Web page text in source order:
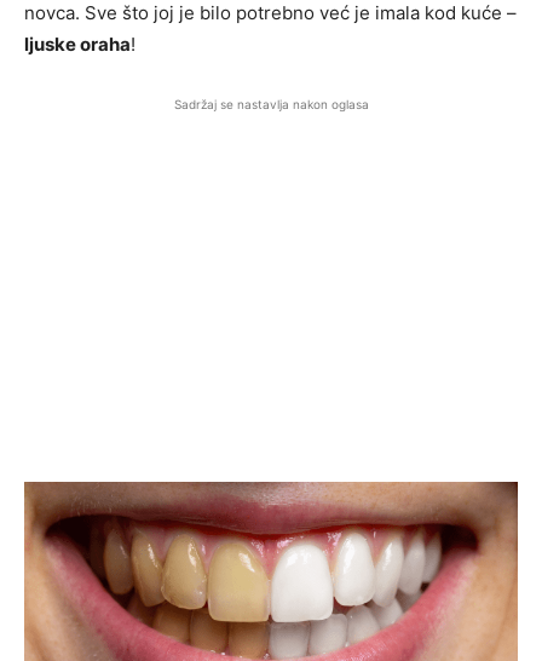
novca. Sve što joj je bilo potrebno već je imala kod kuće –
ljuske oraha!
Sadržaj se nastavlja nakon oglasa